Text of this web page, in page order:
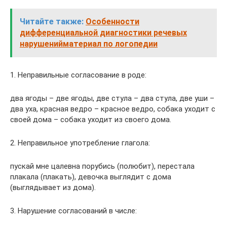
Читайте также: Особенности
дифференциальной диагностики речевых
нарушенийматериал по логопедии
1. Неправильные согласование в роде:
два ягоды – две ягоды, две стула – два стула, две уши –
два уха, красная ведро – красное ведро, собака уходит с
своей дома – собака уходит из своего дома.
2. Неправильное употребление глагола:
пускай мне цалевна порубись (полюбит), перестала
плакала (плакать), девочка выглядит с дома
(выглядывает из дома).
3. Нарушение согласований в числе: